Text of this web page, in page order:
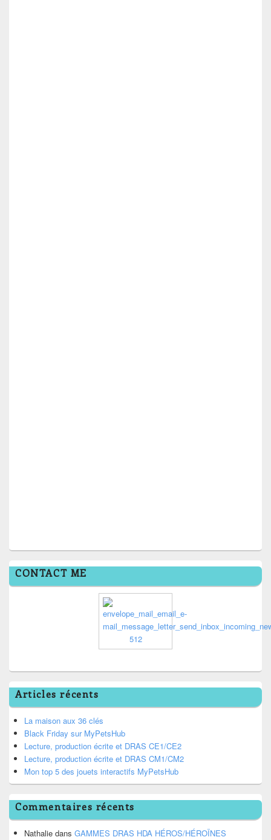
CONTACT ME
Articles récents
La maison aux 36 clés
Black Friday sur MyPetsHub
Lecture, production écrite et DRAS CE1/CE2
Lecture, production écrite et DRAS CM1/CM2
Mon top 5 des jouets interactifs MyPetsHub
Commentaires récents
Nathalie dans GAMMES DRAS HDA HÉROS/HÉROÏNES